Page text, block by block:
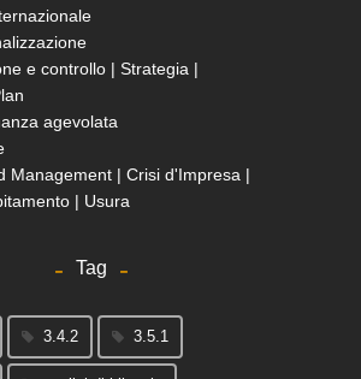
e controllo | Strategia |
agevolata
Management | Crisi d'Impresa |
| Usura
Tag
3.4.2 3.5.1